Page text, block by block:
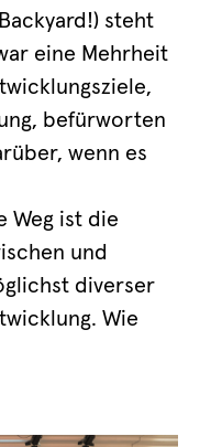
steht
eine Mehrheit
befürworten
wenn es
Weg ist die
und
diverser
Wie